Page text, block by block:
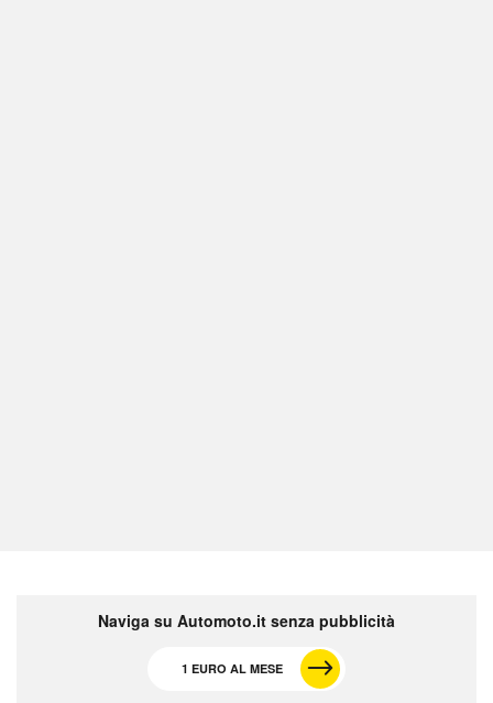
Naviga su Automoto.it senza pubblicità
1 EURO AL MESE